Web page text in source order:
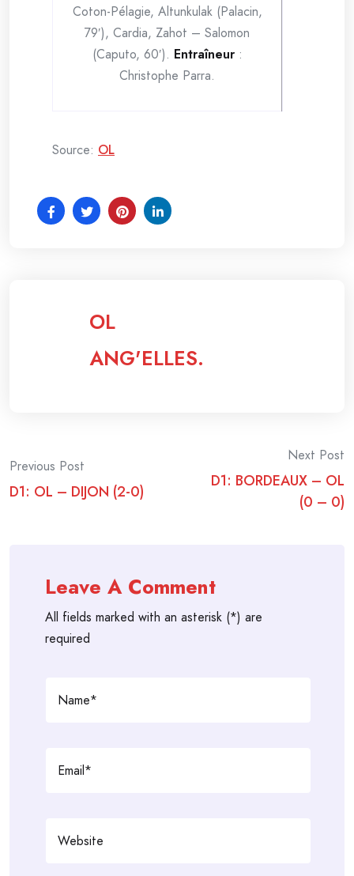
Coton-Pélagie, Altunkulak (Palacin,
79′), Cardia, Zahot – Salomon
(Caputo, 60′). Entraîneur :
Christophe Parra.
Source: OL
OL
ANG'ELLES.
Post
navigation
Previous Post
D1: OL – DIJON (2-0)
Next Post
D1: BORDEAUX – OL
(0 – 0)
Leave A Comment
All fields marked with an asterisk (*) are
required